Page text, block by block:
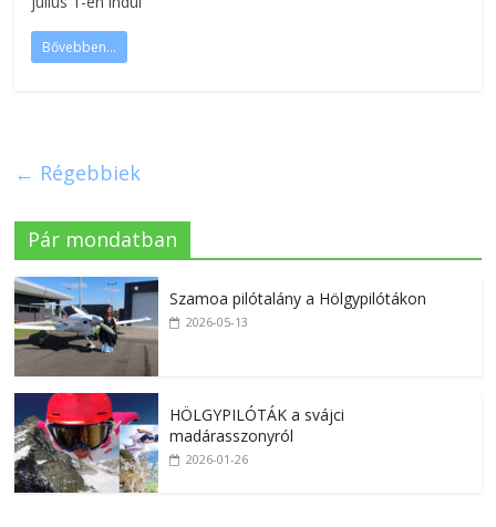
Bővebben...
← Régebbiek
Pár mondatban
Szamoa pilótalány a Hölgypilótákon
2026-05-13
HÖLGYPILÓTÁK a svájci
madárasszonyról
2026-01-26